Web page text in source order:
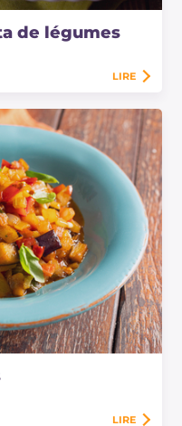
de légumes
LIRE
LIRE